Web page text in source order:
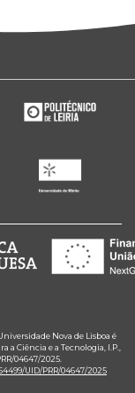
Nova de Lisboa é
a Ciência e a Tecnologia, I.P.,
04647/2025.
UID/PRR/04647/2025